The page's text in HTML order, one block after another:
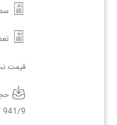
قیمت
941/9 کیلو بایت